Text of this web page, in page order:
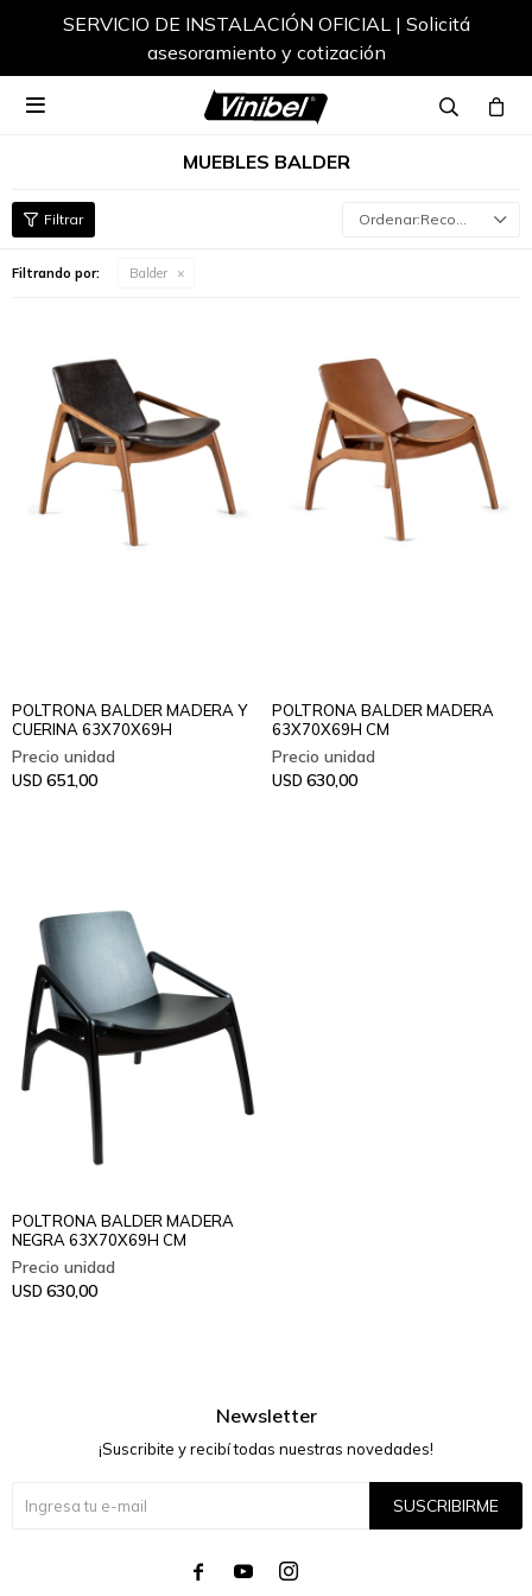
SERVICIO DE INSTALACIÓN OFICIAL | Solicitá
asesoramiento y cotización

MUEBLES BALDER
Recomendados
Filtrando por: Balder
POLTRONA BALDER MADERA Y
CUERINA 63X70X69H
USD 651,00
POLTRONA BALDER MADERA
63X70X69H CM
USD 630,00
POLTRONA BALDER MADERA
NEGRA 63X70X69H CM
USD 630,00
Newsletter
¡Suscribite y recibí todas nuestras novedades!
SUSCRIBIRME
  